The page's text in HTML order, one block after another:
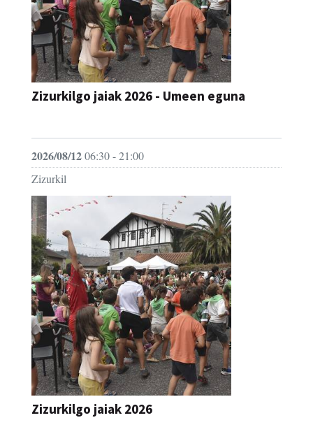
Zizurkilgo jaiak 2026 - Umeen eguna
2026/08/1206:30 - 21:00
Zizurkil
Zizurkilgo jaiak 2026